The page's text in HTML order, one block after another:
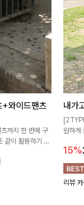
와이드팬츠
까지 한 번에 구
같이 활용하기 좋
내가
원하게
이드핏
15%
리뷰